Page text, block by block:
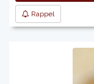
Rappel